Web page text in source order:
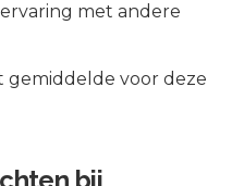
met andere
gemiddelde voor deze